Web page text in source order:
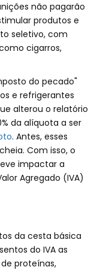
não pagarão
produtos e
seletivo, com
cigarros,
do pecado"
e refrigerantes
alterou o relatório
da alíquota a ser
. Antes, esses
Com isso, o
impactar a
Agregado (IVA)
da cesta básica
do IVA as
proteínas,